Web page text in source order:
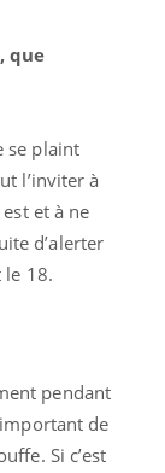
que
se plaint
l’inviter à
et à ne
d’alerter
le 18.
pendant
de
Si c’est